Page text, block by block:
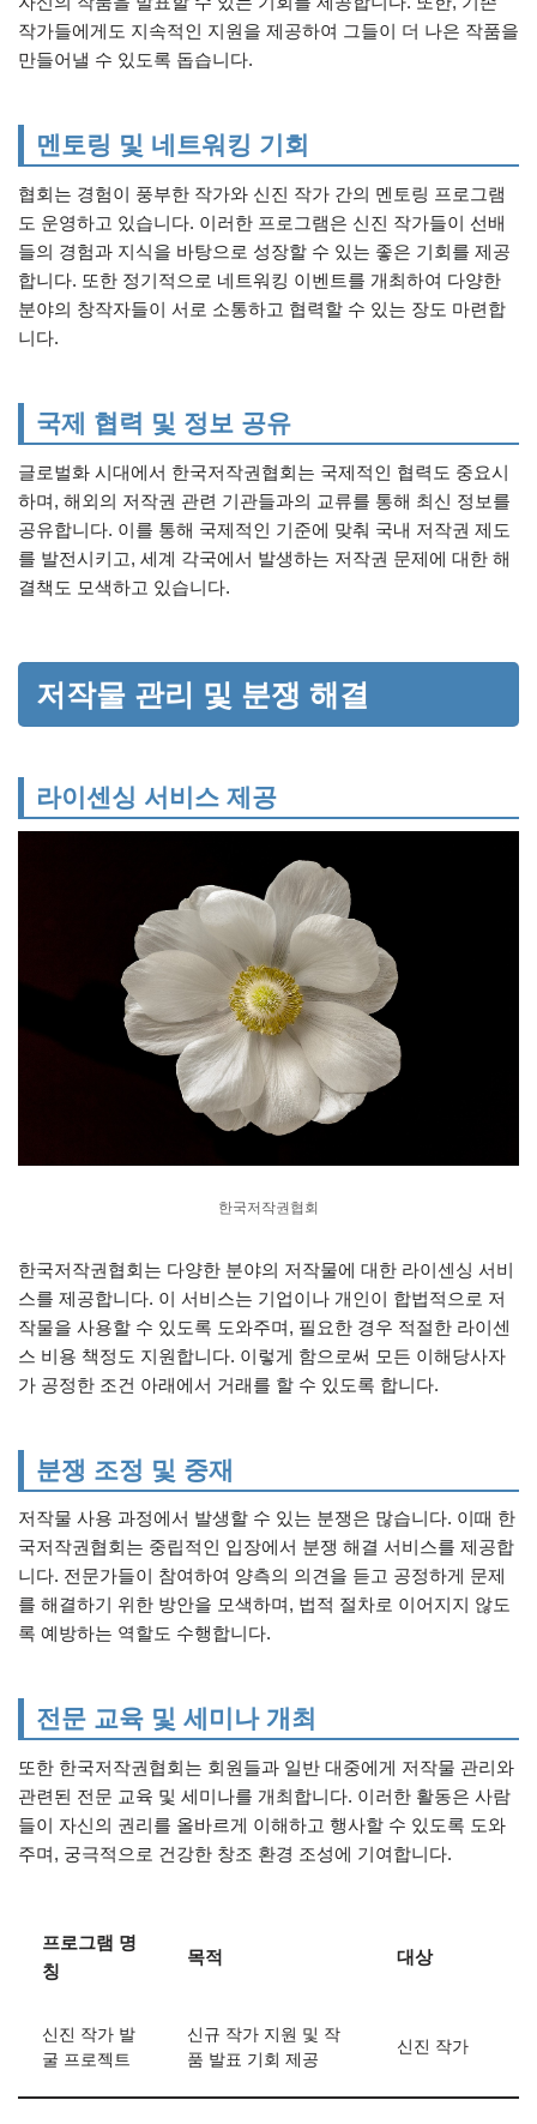
작가들에게도 지속적인 지원을 제공하여 그들이 더 나은 작품을
만들어낼 수 있도록 돕습니다.
멘토링 및 네트워킹 기회
협회는 경험이 풍부한 작가와 신진 작가 간의 멘토링 프로그램
도 운영하고 있습니다. 이러한 프로그램은 신진 작가들이 선배
들의 경험과 지식을 바탕으로 성장할 수 있는 좋은 기회를 제공
합니다. 또한 정기적으로 네트워킹 이벤트를 개최하여 다양한
분야의 창작자들이 서로 소통하고 협력할 수 있는 장도 마련합
니다.
국제 협력 및 정보 공유
글로벌화 시대에서 한국저작권협회는 국제적인 협력도 중요시
하며, 해외의 저작권 관련 기관들과의 교류를 통해 최신 정보를
공유합니다. 이를 통해 국제적인 기준에 맞춰 국내 저작권 제도
를 발전시키고, 세계 각국에서 발생하는 저작권 문제에 대한 해
결책도 모색하고 있습니다.
저작물 관리 및 분쟁 해결
라이센싱 서비스 제공
한국저작권협회
한국저작권협회는 다양한 분야의 저작물에 대한 라이센싱 서비
스를 제공합니다. 이 서비스는 기업이나 개인이 합법적으로 저
작물을 사용할 수 있도록 도와주며, 필요한 경우 적절한 라이센
스 비용 책정도 지원합니다. 이렇게 함으로써 모든 이해당사자
가 공정한 조건 아래에서 거래를 할 수 있도록 합니다.
분쟁 조정 및 중재
저작물 사용 과정에서 발생할 수 있는 분쟁은 많습니다. 이때 한
국저작권협회는 중립적인 입장에서 분쟁 해결 서비스를 제공합
니다. 전문가들이 참여하여 양측의 의견을 듣고 공정하게 문제
를 해결하기 위한 방안을 모색하며, 법적 절차로 이어지지 않도
록 예방하는 역할도 수행합니다.
전문 교육 및 세미나 개최
또한 한국저작권협회는 회원들과 일반 대중에게 저작물 관리와
관련된 전문 교육 및 세미나를 개최합니다. 이러한 활동은 사람
들이 자신의 권리를 올바르게 이해하고 행사할 수 있도록 도와
주며, 궁극적으로 건강한 창조 환경 조성에 기여합니다.
프로그램 명
칭
목적 대상
신진 작가 발
굴 프로젝트
신규 작가 지원 및 작
품 발표 기회 제공
신진 작가